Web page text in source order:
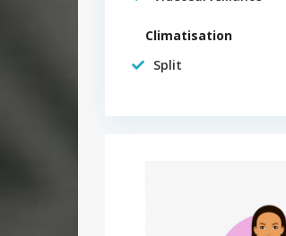
Climatisation
Split